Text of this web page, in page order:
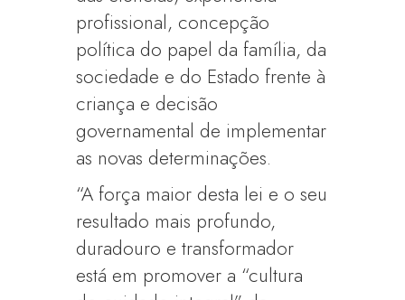
profissional, concepção
política do papel da família, da
sociedade e do Estado frente à
criança e decisão
governamental de implementar
as novas determinações.
“A força maior desta lei e o seu
resultado mais profundo,
duradouro e transformador
está em promover a “cultura